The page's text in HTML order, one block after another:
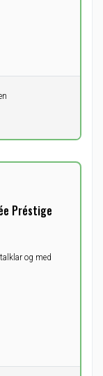
Préstige
og med